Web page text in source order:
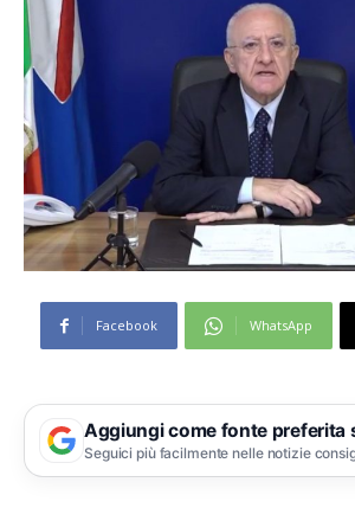
Facebook WhatsApp
Aggiungi come fonte preferita
Seguici più facilmente nelle notizie